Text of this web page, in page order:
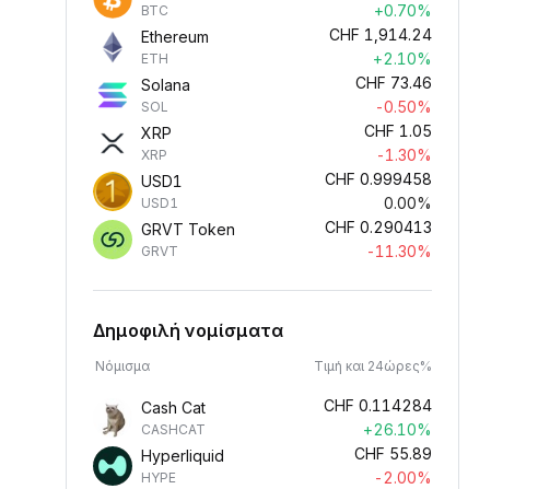
BTC
+0.70%
Ethereum
ETH
CHF 1,914.24
+2.10%
Solana
SOL
CHF 73.46
-0.50%
XRP
XRP
CHF 1.05
-1.30%
USD1
USD1
CHF 0.999458
0.00%
GRVT Token
GRVT
CHF 0.290413
-11.30%
Δημοφιλή νομίσματα
Νόμισμα Τιμή και 24ώρες%
Cash Cat
CASHCAT
CHF 0.114284
+26.10%
Hyperliquid
HYPE
CHF 55.89
-2.00%